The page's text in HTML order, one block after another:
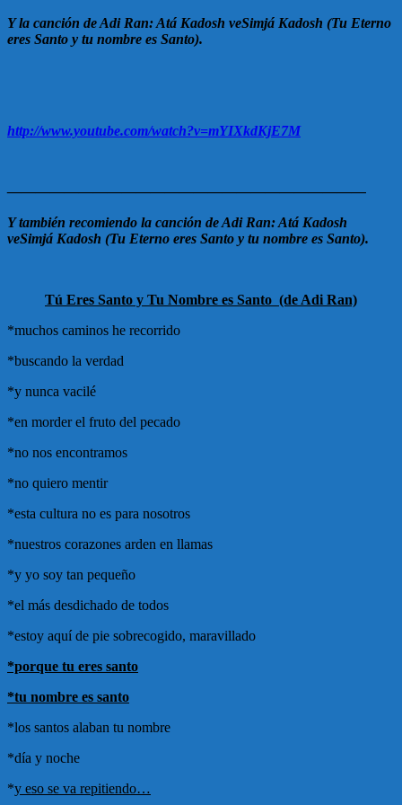
Y la canción de Adi Ran: Atá Kadosh veSimjá Kadosh (Tu Eterno
eres Santo y tu nombre es Santo).
http://www.youtube.com/watch?v=mYIXkdKjE7M
—————————————————————————
Y también recomiendo la canción de Adi Ran: Atá Kadosh
veSimjá Kadosh (Tu Eterno eres Santo y tu nombre es Santo).
Tú Eres Santo y Tu Nombre es Santo (de Adi Ran)
*muchos caminos he recorrido
*buscando la verdad
*y nunca vacilé
*en morder el fruto del pecado
*no nos encontramos
*no quiero mentir
*esta cultura no es para nosotros
*nuestros corazones arden en llamas
*y yo soy tan pequeño
*el más desdichado de todos
*estoy aquí de pie sobrecogido, maravillado
*porque tu eres santo
*tu nombre es santo
*los santos alaban tu nombre
*día y noche
*y eso se va repitiendo…